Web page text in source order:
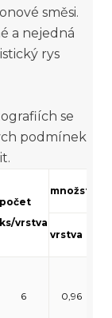
směsi.
a nejedná
rys
se
podmínek
počet
ks/vrstva
množství
vrstva
6 0,96